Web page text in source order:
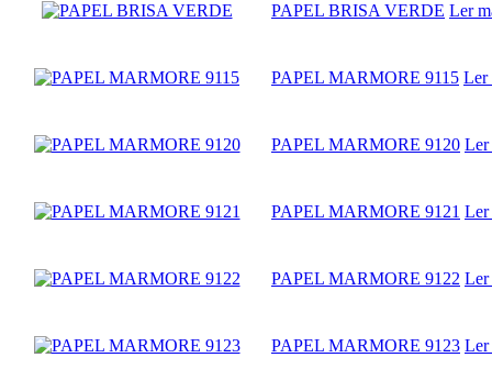
PAPEL BRISA VERDE Ler
PAPEL MARMORE 9115 Ler
PAPEL MARMORE 9120 Ler
PAPEL MARMORE 9121 Ler
PAPEL MARMORE 9122 Ler
PAPEL MARMORE 9123 Ler